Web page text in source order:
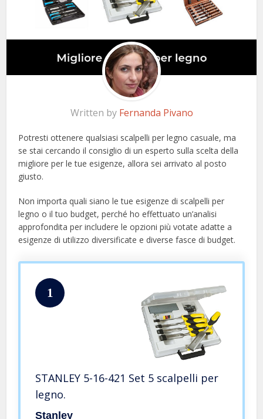
Written by Fernanda Pivano
Potresti ottenere qualsiasi scalpelli per legno casuale, ma
se stai cercando il consiglio di un esperto sulla scelta della
migliore per le tue esigenze, allora sei arrivato al posto
giusto.
Non importa quali siano le tue esigenze di scalpelli per
legno o il tuo budget, perché ho effettuato un’analisi
approfondita per includere le opzioni più votate adatte a
esigenze di utilizzo diversificate e diverse fasce di budget.
1
STANLEY 5-16-421 Set 5 scalpelli per
legno.
Stanley